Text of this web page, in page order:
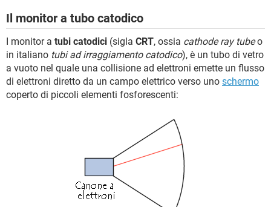
Il monitor a tubo catodico
I monitor a tubi catodici (sigla CRT, ossia cathode ray tubeo
in italiano tubi ad irraggiamento catodico), è un tubo di vetro
a vuoto nel quale una collisione ad elettroni emette un flusso
di elettroni diretto da un campo elettrico verso uno schermo
coperto di piccoli elementi fosforescenti: